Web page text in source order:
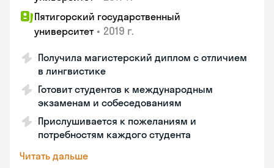
Пятигорский государственный
университет • 2019 г.
Получила магистерский диплом с отличием
в лингвистике
Готовит студентов к международным
экзаменам и собеседованиям
Прислушивается к пожеланиям и
потребностям каждого студента
Читать дальше